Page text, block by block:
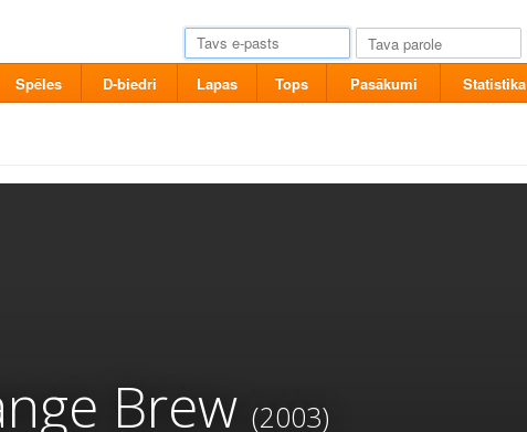
Spēles D-biedri Lapas Tops Pasākumi Statistika
Brew (2003)